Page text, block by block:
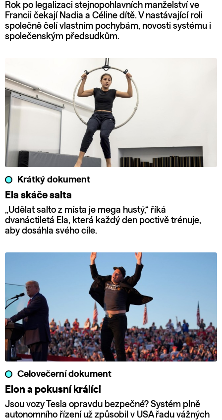
Rok po legalizaci stejnopohlavních manželství ve
Francii čekají Nadia a Céline dítě. V nastávající roli
společně čelí vlastním pochybám, novosti systému i
společenským předsudkům.
Krátký dokument
Ela skáče salta
„Udělat salto z místa je mega hustý,“ říká
dvanáctiletá Ela, která každý den poctivě trénuje,
aby dosáhla svého cíle.
Celovečerní dokument
Elon a pokusní králíci
Jsou vozy Tesla opravdu bezpečné? Systém plně
autonomního řízení už způsobil v USA řadu vážných